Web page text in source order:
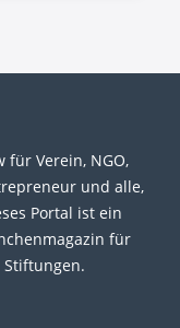
für Ver­ein, NGO,
und alle,
Por­tal ist ein
für
Stif­tun­gen.